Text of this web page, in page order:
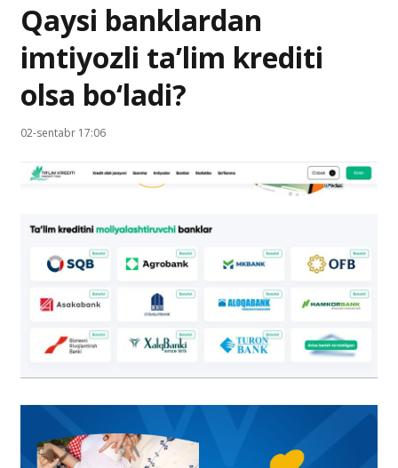
Qaysi banklardan
imtiyozli ta’lim krediti
olsa bo‘ladi?
02-sentabr 17:06